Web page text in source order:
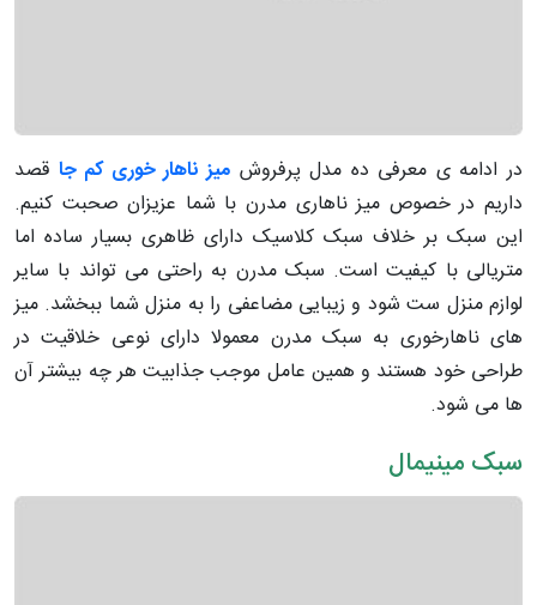
در ادامه ی معرفی ده مدل پرفروشمیز ناهار خوری کم جا قصد
داریم در خصوص میز ناهاری مدرن با شما عزیزان صحبت کنیم.
این سبک بر خلاف سبک کلاسیک دارای ظاهری بسیار ساده اما
متریالی با کیفیت است. سبک مدرن به راحتی می تواند با سایر
لوازم منزل ست شود و زیبایی مضاعفی را به منزل شما ببخشد. میز
های ناهارخوری به سبک مدرن معمولا دارای نوعی خلاقیت در
طراحی خود هستند و همین عامل موجب جذابیت هر چه بیشتر آن
ها می شود.
سبک مینیمال